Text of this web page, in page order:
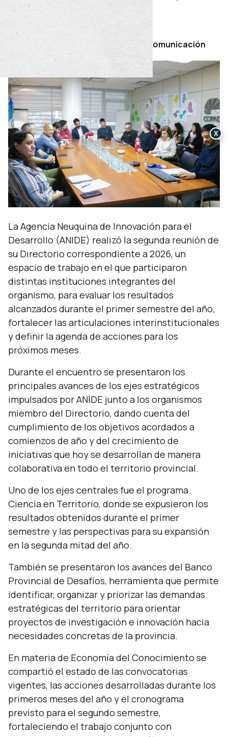
segunda mitad de 2026.
miércoles 08 de julio de 2026
Por Secretaría de Prensa y Comunicación
La Agencia Neuquina de Innovación para el
Desarrollo (ANIDE) realizó la segunda reunión de
su Directorio correspondiente a 2026, un
espacio de trabajo en el que participaron
distintas instituciones integrantes del
organismo, para evaluar los resultados
alcanzados durante el primer semestre del año,
fortalecer las articulaciones interinstitucionales
y definir la agenda de acciones para los
próximos meses.
Durante el encuentro se presentaron los
principales avances de los ejes estratégicos
impulsados por ANIDE junto a los organismos
miembro del Directorio, dando cuenta del
cumplimiento de los objetivos acordados a
comienzos de año y del crecimiento de
iniciativas que hoy se desarrollan de manera
colaborativa en todo el territorio provincial.
Uno de los ejes centrales fue el programa
Ciencia en Territorio, donde se expusieron los
resultados obtenidos durante el primer
semestre y las perspectivas para su expansión
en la segunda mitad del año.
También se presentaron los avances del Banco
Provincial de Desafíos, herramienta que permite
identificar, organizar y priorizar las demandas
estratégicas del territorio para orientar
proyectos de investigación e innovación hacia
necesidades concretas de la provincia.
En materia de Economía del Conocimiento se
compartió el estado de las convocatorias
vigentes, las acciones desarrolladas durante los
primeros meses del año y el cronograma
previsto para el segundo semestre,
fortaleciendo el trabajo conjunto con
X